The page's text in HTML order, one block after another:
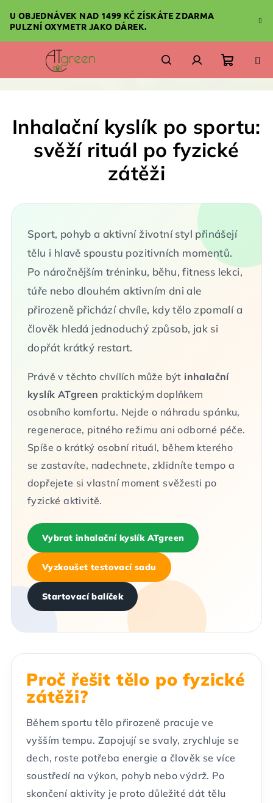
obsah
U OBJEDNÁVEK NAD 1499 KČ ZÍSKÁTE ZDARMA
PULZNÍ OXYMETR JAKO DÁREK.
HledatPřihlášeníNákupní
Inhalační kyslík po sportu:
svěží rituál po fyzické
zátěži
Sport, pohyb a aktivní životní styl přinášejí
tělu i hlavě spoustu pozitivních momentů.
Po náročnějším tréninku, běhu, fitness lekci,
túře nebo dlouhém aktivním dni ale
přirozeně přichází chvíle, kdy tělo zpomalí a
člověk hledá jednoduchý způsob, jak si
dopřát krátký restart.
Právě v těchto chvílích může být inhalační
kyslík ATgreen praktickým doplňkem
osobního komfortu. Nejde o náhradu spánku,
regenerace, pitného režimu ani odborné péče.
Spíše o krátký osobní rituál, během kterého
se zastavíte, nadechnete, zklidníte tempo a
dopřejete si vlastní moment svěžesti po
fyzické aktivitě.
Vybrat inhalační kyslík ATgreen
Vyzkoušet testovací sadu
Startovací balíček
Proč řešit tělo po fyzické
zátěži?
Během sportu tělo přirozeně pracuje ve
vyšším tempu. Zapojují se svaly, zrychluje se
dech, roste potřeba energie a člověk se více
soustředí na výkon, pohyb nebo výdrž. Po
skončení aktivity je proto důležité dát tělu